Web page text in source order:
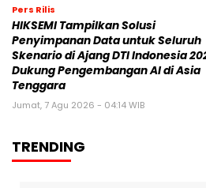
Pers Rilis
HIKSEMI Tampilkan Solusi
Penyimpanan Data untuk Seluruh
Skenario di Ajang DTI Indonesia
Dukung Pengembangan AI di Asia
Tenggara
Jumat, 7 Agu 2026 - 04:14 WIB
TRENDING